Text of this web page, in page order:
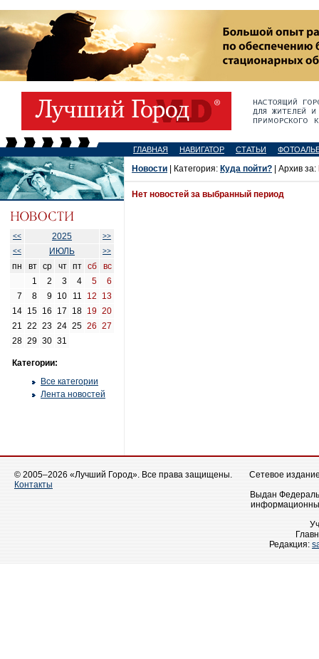
ГЛАВНАЯ НАВИГАТОР СТАТЬИ
<< 2025
>>
<<
ИЮЛЬ >>
пн вт ср чт пт сб
вс
1
2 3 4 5
6
7
8 9 10 11 12
13
14 15 16 17 18 19 20
21 22 23 24 25 26 27
28 29 30 31
Категории:
Все категории
Лента новостей
Новости | Категория: Куда пойти? | Архив за:
Нет новостей за выбранный период
© 2005–2026 «Лучший Город». Все права защищены.
Контакты
Сетевое
Выдан
Редакция: